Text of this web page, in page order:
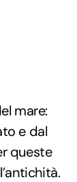
mare:
e dal
queste